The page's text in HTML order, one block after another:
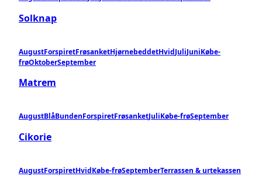
Solknap
AugustForspiretFrøsanketHjørnebeddetHvidJuliJuniKøbe-
frøOktoberSeptember
Matrem
AugustBlåBundenForspiretFrøsanketJuliKøbe-frøSeptember
Cikorie
AugustForspiretHvidKøbe-frøSeptemberTerrassen & urtekassen